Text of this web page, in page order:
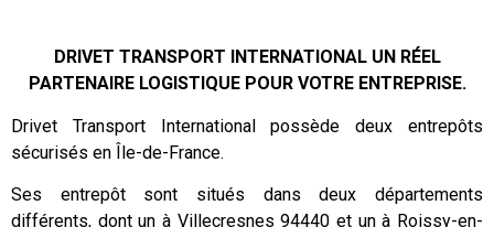
DRIVET TRANSPORT INTERNATIONAL UN RÉEL
PARTENAIRE LOGISTIQUE POUR VOTRE ENTREPRISE.
Drivet Transport International possède deux entrepôts
sécurisés en Île-de-France.
Ses entrepôt sont situés dans deux départements
différents, dont un à Villecresnes 94440 et un à Roissy-en-